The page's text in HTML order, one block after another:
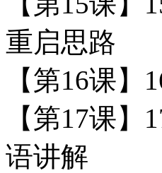
重启思路
【第16课
【第17课
语讲解